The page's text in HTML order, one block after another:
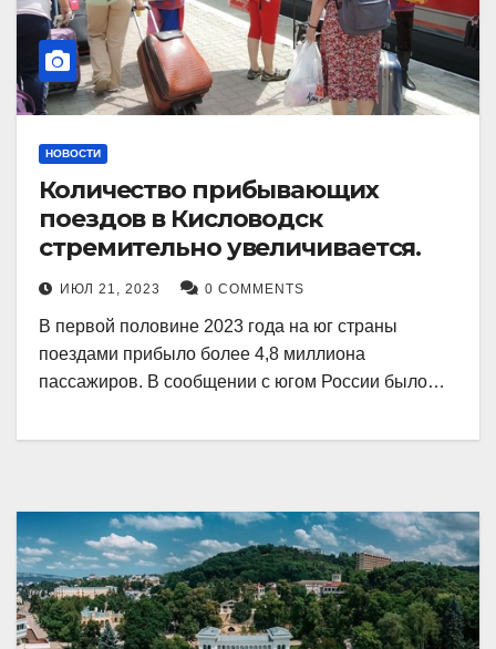
НОВОСТИ
Количество прибывающих
поездов в Кисловодск
стремительно увеличивается.
ИЮЛ 21, 2023 0 COMMENTS
В первой половине 2023 года на юг страны
поездами прибыло более 4,8 миллиона
пассажиров. В сообщении с югом России было…